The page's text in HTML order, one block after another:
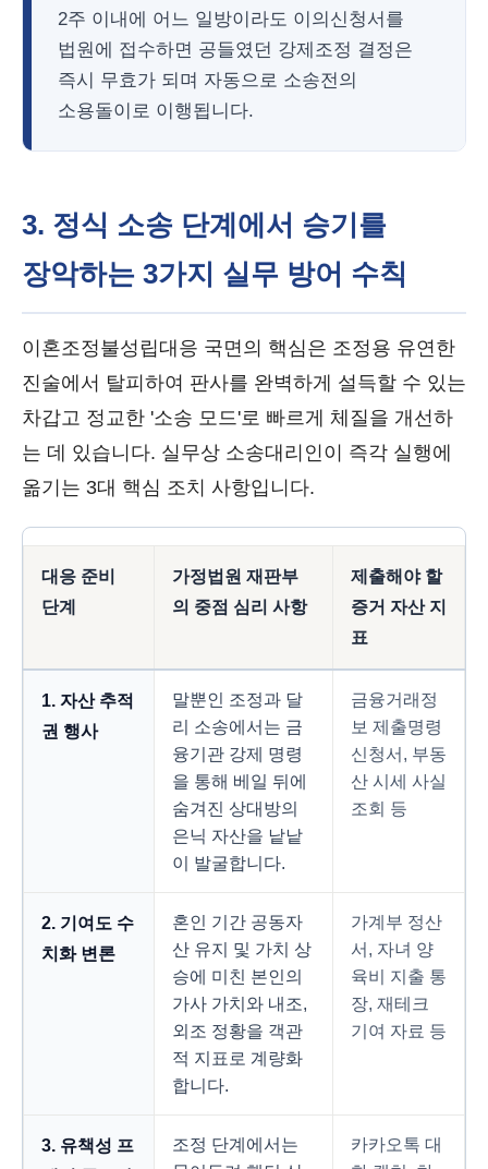
2주 이내에 어느 일방이라도 이의신청서를
법원에 접수하면 공들였던 강제조정 결정은
즉시 무효가 되며 자동으로 소송전의
소용돌이로 이행됩니다.
3. 정식 소송 단계에서 승기를
장악하는 3가지 실무 방어 수칙
이혼조정불성립대응 국면의 핵심은 조정용 유연한
진술에서 탈피하여 판사를 완벽하게 설득할 수 있는
차갑고 정교한 '소송 모드'로 빠르게 체질을 개선하
는 데 있습니다. 실무상 소송대리인이 즉각 실행에
옮기는 3대 핵심 조치 사항입니다.
대응 준비
단계
가정법원 재판부
의 중점 심리 사항
제출해야 할
증거 자산 지
표
1. 자산 추적
권 행사
말뿐인 조정과 달
리 소송에서는 금
융기관 강제 명령
을 통해 베일 뒤에
숨겨진 상대방의
은닉 자산을 낱낱
이 발굴합니다.
금융거래정
보 제출명령
신청서, 부동
산 시세 사실
조회 등
2. 기여도 수
치화 변론
혼인 기간 공동자
산 유지 및 가치 상
승에 미친 본인의
가사 가치와 내조,
외조 정황을 객관
적 지표로 계량화
합니다.
가계부 정산
서, 자녀 양
육비 지출 통
장, 재테크
기여 자료 등
3. 유책성 프
조정 단계에서는
카카오톡 대